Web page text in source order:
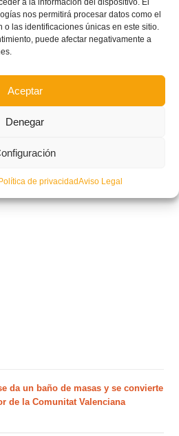
a la información del dispositivo. El
nos permitirá procesar datos como el
o las identificaciones únicas en este sitio.
puede afectar negativamente a
Aceptar
Denegar
de privacidadAviso Legal
da un baño de masas y se convierte
de la Comunitat Valenciana